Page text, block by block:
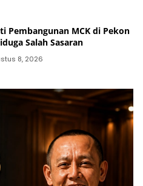
Pembangunan MCK di Pekon
Salah Sasaran
8, 2026